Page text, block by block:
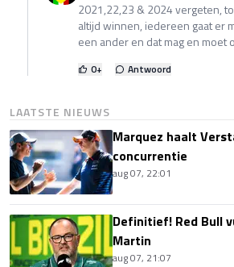
2021,22,23 & 2024 vergeten,
altijd winnen, iedereen gaat er
een ander en dat mag en moet
0+ Antwoord
LAATSTE NIEUWS
Marquez haalt
concurrentie
aug 07, 22:01
Definitief! Red Bull
Martin
aug 07, 21:07